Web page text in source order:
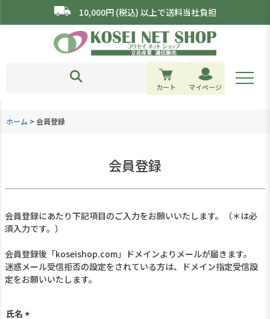
10,000円 (税込) 以上で送料当社負担
カート マイページ
ホーム 会員登録
会員登録
会員登録にあたり下記項目のご入力をお願いいたします。（＊は必
須入力です。）
会員登録後「koseishop.com」ドメインよりメールが届きます。
迷惑メール受信拒否の設定をされている方は、ドメイン指定受信設
定をお願いいたします。
氏名